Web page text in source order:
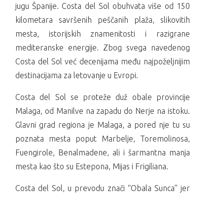
jugu Španije. Costa del Sol obuhvata više od 150
kilometara savršenih peščanih plaža, slikovitih
mesta, istorijskih znamenitosti i razigrane
mediteranske energije. Zbog svega navedenog
Costa del Sol već decenijama među najpoželjnijim
destinacijama za letovanje u Evropi.
Costa del Sol se proteže duž obale provincije
Malaga, od Manilve na zapadu do Nerje na istoku.
Glavni grad regiona je Malaga, a pored nje tu su
poznata mesta poput Marbelje, Toremolinosa,
Fuengirole, Benalmadene, ali i šarmantna manja
mesta kao što su Estepona, Mijas i Frigiliana.
Costa del Sol, u prevodu znači “Obala Sunca” jer